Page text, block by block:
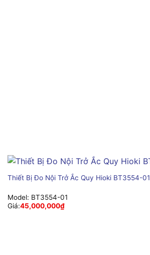
Thiết Bị Đo Nội Trở Ắc Quy Hioki BT3554-01
Model: BT3554-01
Giá:45,000,000₫